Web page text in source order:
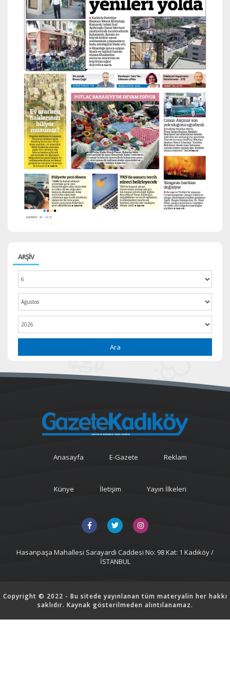
ARŞİV
Ara
Anasayfa E-Gazete Reklam
Künye İletişim Yayın İlkeleri
Hasanpaşa Mahallesi Sarayardi Caddesi No: 98 Kat: 1 Kadıköy /
İSTANBUL
Copyright © 2022 - Bu sitede yayınlanan tüm materyalin her hakkı
saklıdır. Kaynak gösterilmeden alıntılanamaz.